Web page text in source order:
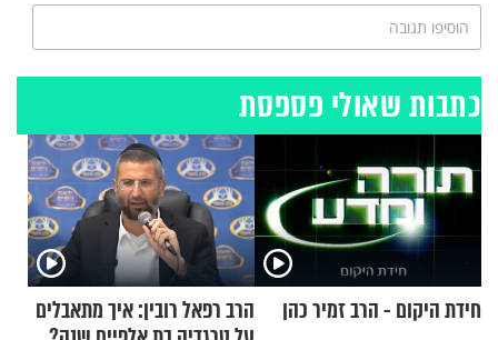
הוסיפו תגובה
כתבות שאולי פספסת
חידת היקום - הרב זמיר כהן
הרב רפאל רובין: איך מתאבלים